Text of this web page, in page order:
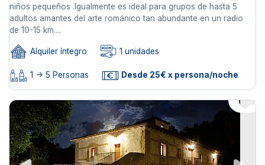
niños pequeños .Igualmente es ideal para grupos de hasta 5
adultos amantes del arte románico tan abundante en un radio
de 10-15 km....
Alquiler íntegro 1 unidades
1 -> 5 Personas Desde 25€ x persona/noche